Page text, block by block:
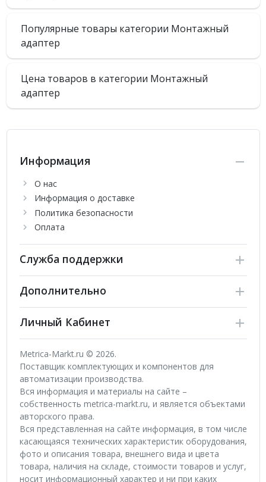
Популярные товары категории Монтажный
адаптер
Цена товаров в категории Монтажный
адаптер
Информация
О нас
Информация о доставке
Политика безопасности
Оплата
Служба поддержки
Дополнительно
Личный Кабинет
Metrica-Markt.ru © 2026.
Поставщик комплектующих и компонентов для
автоматизации производства.
Вся информация и материалы на сайте –
собственность metrica-markt.ru, и является объектами
авторского права.
Вся представленная на сайте информация, в том числе
касающаяся технических характеристик оборудования,
фото и описания товара, внешнего вида и цвета
товара, наличия на складе, стоимости товаров и услуг,
носит информационный характер и ни при каких